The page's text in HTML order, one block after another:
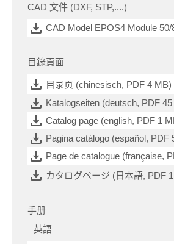
CAD 文件 (DXF, STP,....)
CAD Model EPOS4 Module 50/
目錄頁面
目录页 (chinesisch, PDF 4 MB)
Katalogseiten (deutsch, PDF
Catalog page (english, PDF 1
Pagina catálogo (español, PDF
Page de catalogue (française,
カタログページ (日本語, PDF
手册
英語